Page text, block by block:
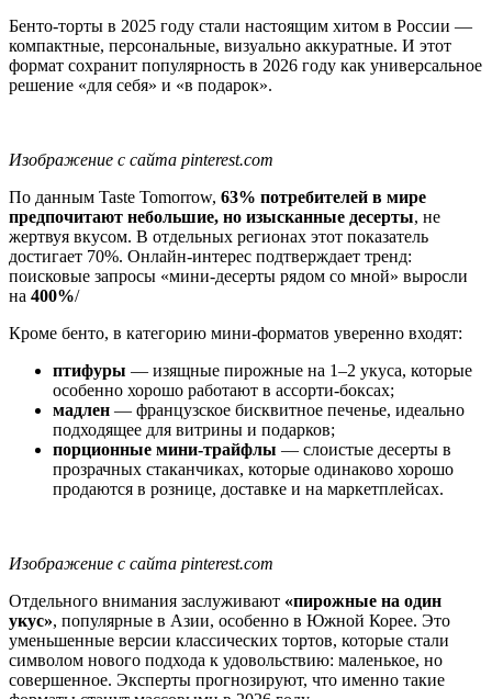
Бенто-торты в 2025 году стали настоящим хитом в России —
компактные, персональные, визуально аккуратные. И этот
формат сохранит популярность в 2026 году как универсальное
решение «для себя» и «в подарок».
Изображение с сайта pinterest.com
По данным Taste Tomorrow, 63% потребителей в мире
предпочитают небольшие, но изысканные десерты, не
жертвуя вкусом. В отдельных регионах этот показатель
достигает 70%. Онлайн-интерес подтверждает тренд:
поисковые запросы «мини-десерты рядом со мной» выросли
на 400%/
Кроме бенто, в категорию мини-форматов уверенно входят:
птифуры — изящные пирожные на 1–2 укуса, которые
особенно хорошо работают в ассорти-боксах;
мадлен — французское бисквитное печенье, идеально
подходящее для витрины и подарков;
порционные мини-трайфлы — слоистые десерты в
прозрачных стаканчиках, которые одинаково хорошо
продаются в рознице, доставке и на маркетплейсах.
Изображение с сайта pinterest.com
Отдельного внимания заслуживают «пирожные на один
укус», популярные в Азии, особенно в Южной Корее. Это
уменьшенные версии классических тортов, которые стали
символом нового подхода к удовольствию: маленькое, но
совершенное. Эксперты прогнозируют, что именно такие